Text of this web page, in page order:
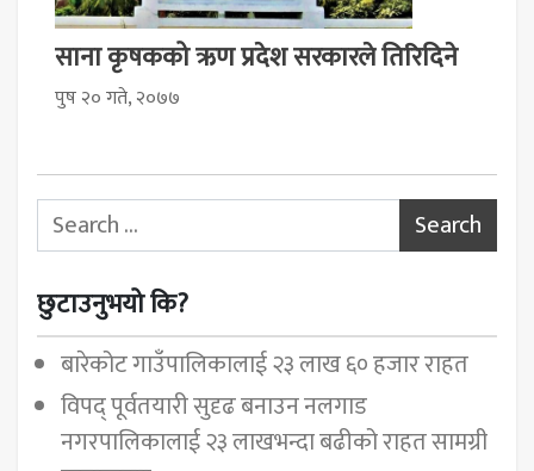
साना कृषकको ऋण प्रदेश सरकारले तिरिदिने
पुष २० गते, २०७७
Search for:
छुटाउनुभयो कि?
बारेकोट गाउँपालिकालाई २३ लाख ६० हजार राहत
विपद् पूर्वतयारी सुदृढ बनाउन नलगाड
नगरपालिकालाई २३ लाखभन्दा बढीको राहत सामग्री